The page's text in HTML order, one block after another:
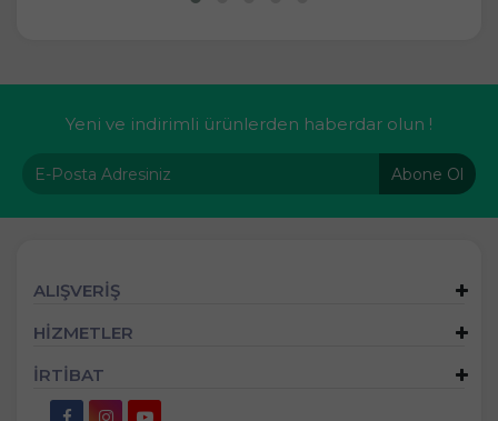
Yeni ve indirimli ürünlerden haberdar olun !
Abone Ol
ALIŞVERİŞ
HİZMETLER
İRTİBAT